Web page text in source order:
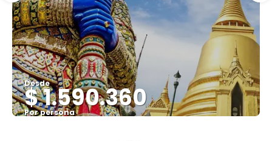
Desde
$ 1.590.360
Por persona